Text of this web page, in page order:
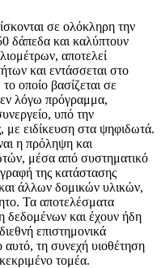
σε ολόκληρη την
δάπεδα και καλύπτουν
αποτελεί
και εντάσσεται στο
οποίο βασίζεται σε
εν λόγω πρόγραμμα,
υπό την
ειδίκευση στα ψηφιδωτά.
η πρόληψη και
μέσα από συστηματικό
της κατάστασης
άλλων δομικών υλικών,
Τα αποτελέσματα
δεδομένων και έχουν ήδη
επιστημονικά
αυτό, τη συνεχή υιοθέτηση
τομέα.